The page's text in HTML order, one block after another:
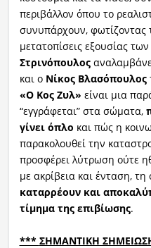
περιβάλλον όπου το
συνυπάρχουν, φωτίζοντας
μετατοπίσεις εξουσίας
Στρινόπουλος
και ο Νίκος Βλασόπουλος
«Ο Κος Ζυλ» είναι μια
“εγγράφεται” στα σώματα,
γίνει όπλο και πώς η
παρακολουθεί την
προσφέρει λύτρωση ούτε
με ακρίβεια και ένταση, τη
καταρρέουν και
τίμημα της επιβίωσης.
*** ΣΗΜΑΝΤΙΚΗ